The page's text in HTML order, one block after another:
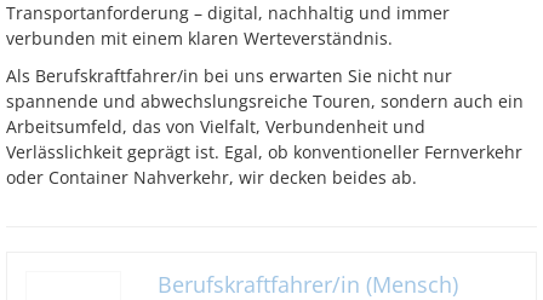
Transportanforderung – digital, nachhaltig und immer
verbunden mit einem klaren Werteverständnis.
Als Berufskraftfahrer/in bei uns erwarten Sie nicht nur
spannende und abwechslungsreiche Touren, sondern auch ein
Arbeitsumfeld, das von Vielfalt, Verbundenheit und
Verlässlichkeit geprägt ist. Egal, ob konventioneller Fernverkehr
oder Container Nahverkehr, wir decken beides ab.
Berufskraftfahrer/in (Mensch)